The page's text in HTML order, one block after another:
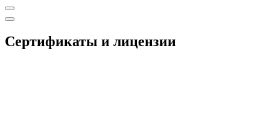
Сертификаты и лицензии